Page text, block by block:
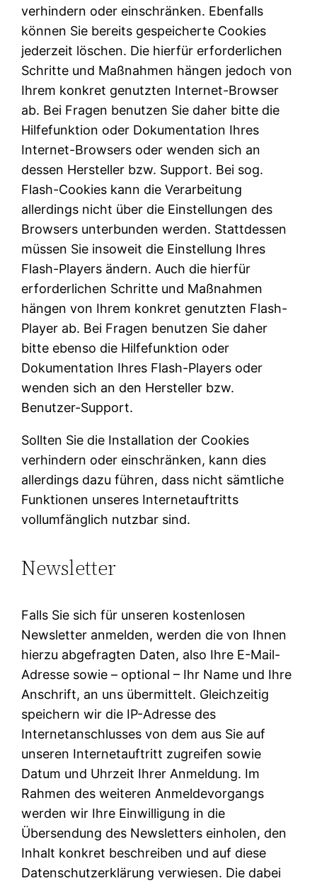
verhindern oder einschränken. Ebenfalls
können Sie bereits gespeicherte Cookies
jederzeit löschen. Die hierfür erforderlichen
Schritte und Maßnahmen hängen jedoch von
Ihrem konkret genutzten Internet-Browser
ab. Bei Fragen benutzen Sie daher bitte die
Hilfefunktion oder Dokumentation Ihres
Internet-Browsers oder wenden sich an
dessen Hersteller bzw. Support. Bei sog.
Flash-Cookies kann die Verarbeitung
allerdings nicht über die Einstellungen des
Browsers unterbunden werden. Stattdessen
müssen Sie insoweit die Einstellung Ihres
Flash-Players ändern. Auch die hierfür
erforderlichen Schritte und Maßnahmen
hängen von Ihrem konkret genutzten Flash-
Player ab. Bei Fragen benutzen Sie daher
bitte ebenso die Hilfefunktion oder
Dokumentation Ihres Flash-Players oder
wenden sich an den Hersteller bzw.
Benutzer-Support.
Sollten Sie die Installation der Cookies
verhindern oder einschränken, kann dies
allerdings dazu führen, dass nicht sämtliche
Funktionen unseres Internetauftritts
vollumfänglich nutzbar sind.
Newsletter
Falls Sie sich für unseren kostenlosen
Newsletter anmelden, werden die von Ihnen
hierzu abgefragten Daten, also Ihre E-Mail-
Adresse sowie – optional – Ihr Name und Ihre
Anschrift, an uns übermittelt. Gleichzeitig
speichern wir die IP-Adresse des
Internetanschlusses von dem aus Sie auf
unseren Internetauftritt zugreifen sowie
Datum und Uhrzeit Ihrer Anmeldung. Im
Rahmen des weiteren Anmeldevorgangs
werden wir Ihre Einwilligung in die
Übersendung des Newsletters einholen, den
Inhalt konkret beschreiben und auf diese
Datenschutzerklärung verwiesen. Die dabei